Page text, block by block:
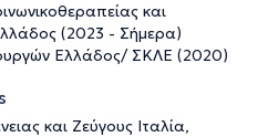
και
(2023 - Σήμερα)
Ελλάδος/ ΣΚΛΕ (2020)
και Ζεύγους Ιταλία,